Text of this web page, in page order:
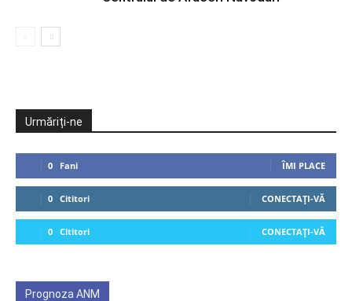
Urmăriți-ne
0 Fani ÎMI PLACE
0 Cititori CONECTAȚI-VĂ
0 Cititori CONECTAȚI-VĂ
Prognoza ANM